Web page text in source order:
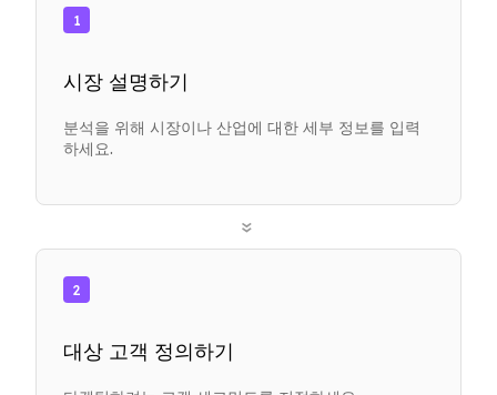
1
시장 설명하기
분석을 위해 시장이나 산업에 대한 세부 정보를 입력
하세요.
»
2
대상 고객 정의하기